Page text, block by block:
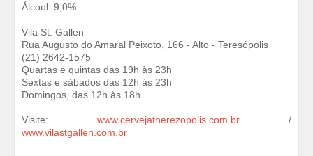
Álcool: 9,0%
Vila St. Gallen
Rua Augusto do Amaral Peixoto, 166 - Alto - Teresópolis
(21) 2642-1575
Quartas e quintas das 19h às 23h
Sextas e sábados das 12h às 23h
Domingos, das 12h às 18h
Visite: www.cervejatherezopolis.com.br /
www.vilastgallen.com.br